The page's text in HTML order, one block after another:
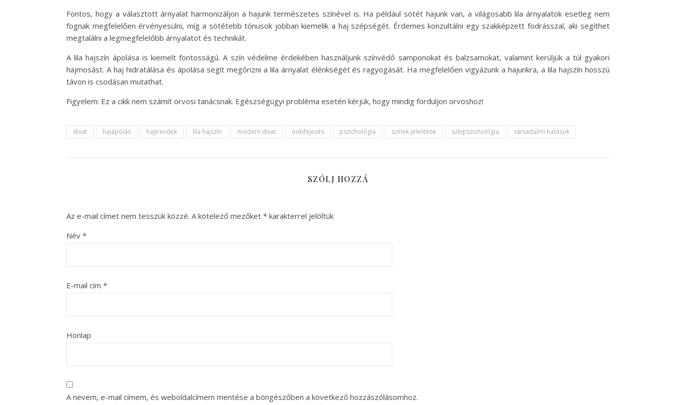
Fontos, hogy a választott árnyalat harmonizáljon a hajunk természetes színével is. Ha például sötét hajunk van, a világosabb lila árnyalatok esetleg nem
fognak megfelelően érvényesülni, míg a sötétebb tónusok jobban kiemelik a haj szépségét. Érdemes konzultálni egy szakképzett fodrásszal, aki segíthet
megtalálni a legmegfelelőbb árnyalatot és technikát.
A lila hajszín ápolása is kiemelt fontosságú. A szín védelme érdekében használjunk színvédő samponokat és balzsamokat, valamint kerüljük a túl gyakori
hajmosást. A haj hidratálása és ápolása segít megőrizni a lila árnyalat élénkségét és ragyogását. Ha megfelelően vigyázunk a hajunkra, a lila hajszín hosszú
távon is csodásan mutathat.
Figyelem: Ez a cikk nem számít orvosi tanácsnak. Egészségügyi probléma esetén kérjük, hogy mindig forduljon orvoshoz!
divat hajápolás hajtrendek lila hajszín modern divat önkifejezés pszichológia színek jelentése színpszichológia társadalmi hatások
SZÓLJ HOZZÁ
Az e-mail címet nem tesszük közzé. A kötelező mezőket * karakterrel jelöltük
Név *
E-mail cím *
Honlap
A nevem, e-mail címem, és weboldalcímem mentése a böngészőben a következő hozzászólásomhoz.